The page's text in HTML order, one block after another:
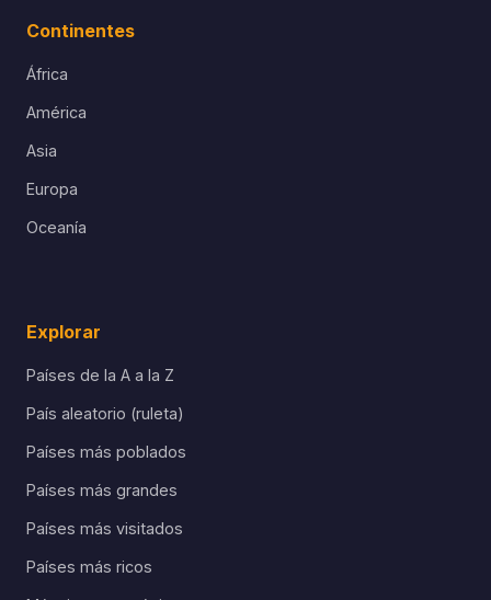
Continentes
África
América
Asia
Europa
Oceanía
Explorar
Países de la A a la Z
País aleatorio (ruleta)
Países más poblados
Países más grandes
Países más visitados
Países más ricos